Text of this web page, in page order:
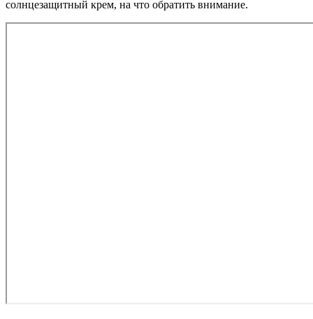
солнцезащитный крем, на что обратить внимание.